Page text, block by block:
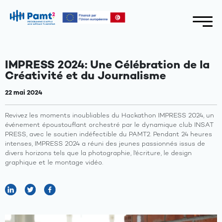
IMPRESS 2024: Une Célébration de la
Créativité et du Journalisme
22 mai 2024
Revivez les moments inoubliables du Hackathon IMPRESS 2024, un
événement époustouflant orchestré par le dynamique club INSAT
PRESS, avec le soutien indéfectible du PAMT2. Pendant 24 heures
intenses, IMPRESS 2024 a réuni des jeunes passionnés issus de
divers horizons tels que la photographie, l'écriture, le design
graphique et le montage vidéo.